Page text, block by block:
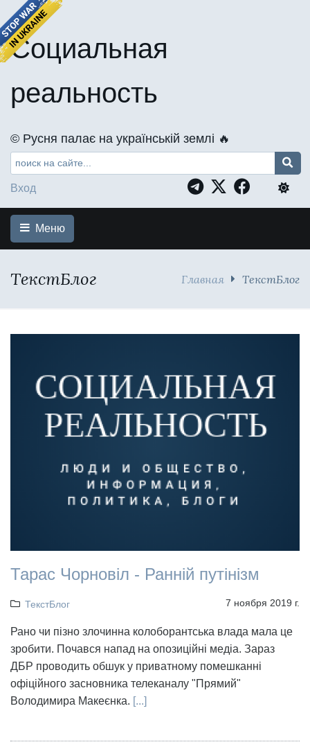
Социальная
реальность
©️ Русня палає на українській землі 🔥
Вход
Меню
ТекстБлог Главная ТекстБлог
Тарас Чорновіл - Ранній путінізм
ТекстБлог 7 ноября 2019 г.
Рано чи пізно злочинна колоборантська влада мала це
зробити. Почався напад на опозиційні медіа. Зараз
ДБР проводить обшук у приватному помешканні
офіційного засновника телеканалу "Прямий"
Володимира Макеєнка. [...]